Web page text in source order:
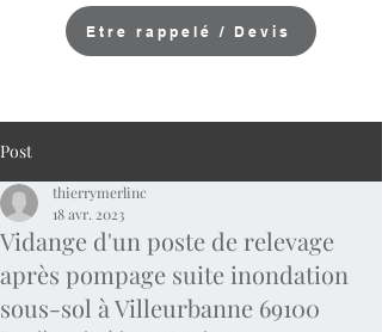
Etre rappelé / Devis
Post
Vidange d'un poste de relevage
après pompage suite inondation
sous-sol à Villeurbanne 69100
thierrymerlinc
18 avr. 2023